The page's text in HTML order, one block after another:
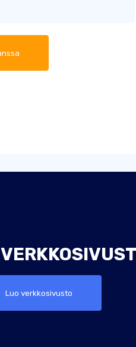
Luo verkkosivusto